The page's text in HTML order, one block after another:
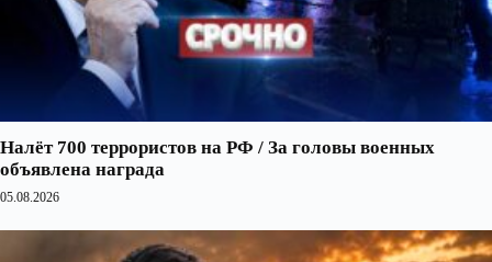
Налёт 700 террористов на РФ / За головы военных
объявлена награда
05.08.2026